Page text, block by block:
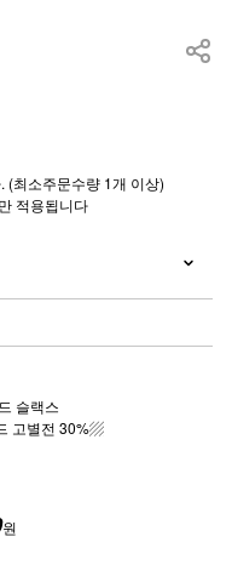
(최소주문수량 1개 이상)
적용됩니다
슬랙스
고별전 30%▨
원